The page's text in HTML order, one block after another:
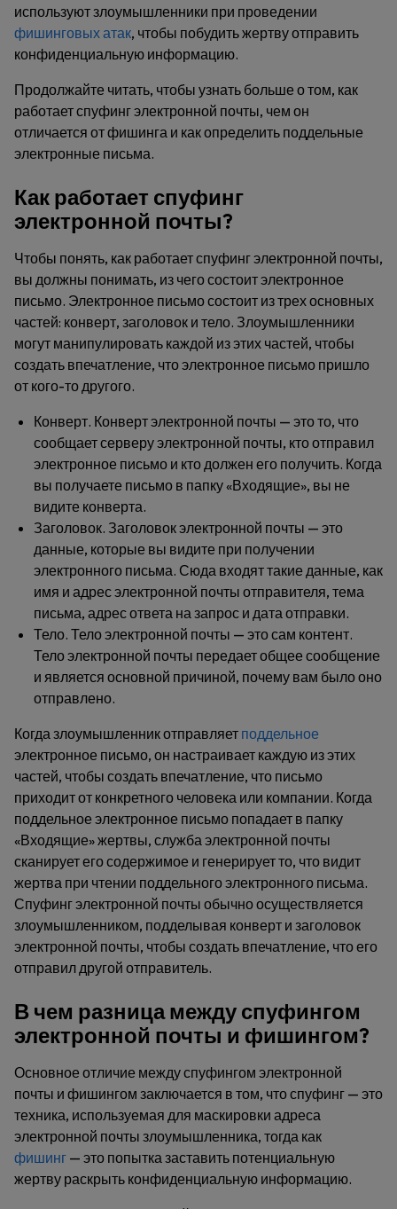
используют злоумышленники при проведении
фишинговых атак, чтобы побудить жертву отправить
конфиденциальную информацию.
Продолжайте читать, чтобы узнать больше о том, как
работает спуфинг электронной почты, чем он
отличается от фишинга и как определить поддельные
электронные письма.
Как работает спуфинг
электронной почты?
Чтобы понять, как работает спуфинг электронной почты,
вы должны понимать, из чего состоит электронное
письмо. Электронное письмо состоит из трех основных
частей: конверт, заголовок и тело. Злоумышленники
могут манипулировать каждой из этих частей, чтобы
создать впечатление, что электронное письмо пришло
от кого-то другого.
Конверт. Конверт электронной почты — это то, что
сообщает серверу электронной почты, кто отправил
электронное письмо и кто должен его получить. Когда
вы получаете письмо в папку «Входящие», вы не
видите конверта.
Заголовок. Заголовок электронной почты — это
данные, которые вы видите при получении
электронного письма. Сюда входят такие данные, как
имя и адрес электронной почты отправителя, тема
письма, адрес ответа на запрос и дата отправки.
Тело. Тело электронной почты — это сам контент.
Тело электронной почты передает общее сообщение
и является основной причиной, почему вам было оно
отправлено.
Когда злоумышленник отправляет поддельное
электронное письмо, он настраивает каждую из этих
частей, чтобы создать впечатление, что письмо
приходит от конкретного человека или компании. Когда
поддельное электронное письмо попадает в папку
«Входящие» жертвы, служба электронной почты
сканирует его содержимое и генерирует то, что видит
жертва при чтении поддельного электронного письма.
Спуфинг электронной почты обычно осуществляется
злоумышленником, подделывая конверт и заголовок
электронной почты, чтобы создать впечатление, что его
отправил другой отправитель.
В чем разница между спуфингом
электронной почты и фишингом?
Основное отличие между спуфингом электронной
почты и фишингом заключается в том, что спуфинг — это
техника, используемая для маскировки адреса
электронной почты злоумышленника, тогда как
фишинг — это попытка заставить потенциальную
жертву раскрыть конфиденциальную информацию.